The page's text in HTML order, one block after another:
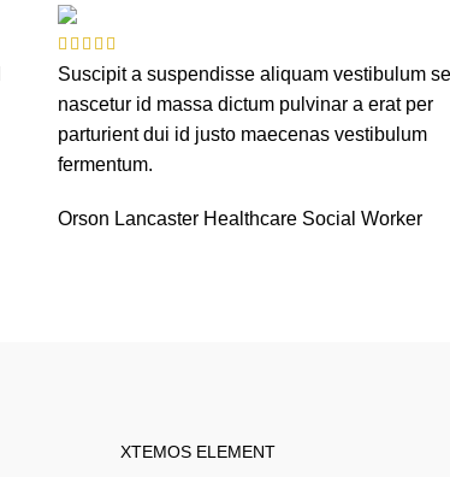
Suscipit a suspendisse aliquam vestibulum
nascetur id massa dictum pulvinar a erat per
parturient dui id justo maecenas vestibulum
fermentum.
Orson Lancaster Healthcare Social Worker
XTEMOS ELEMENT